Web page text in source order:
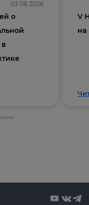
03.08.2026
о
V
на